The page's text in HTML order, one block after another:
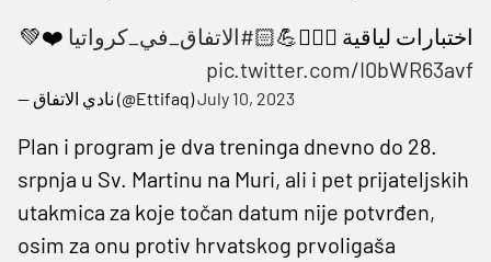
اختبارات لياقية 🏃🏻‍♂️💪🏻#الاتفاق_في_كرواتيا ❤️💚
pic.twitter.com/I0bWR63avf
— نادي الاتفاق (@Ettifaq)July 10, 2023
Plan i program je dva treninga dnevno do 28.
srpnja u Sv. Martinu na Muri, ali i pet prijateljskih
utakmica za koje točan datum nije potvrđen,
osim za onu protiv hrvatskog prvoligaša